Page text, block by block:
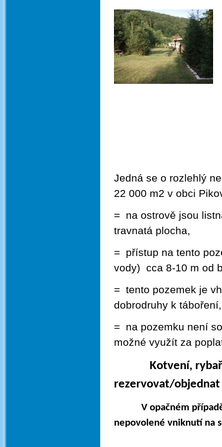
Jedná se o rozlehlý
22 000 m2 v obci
= na ostrově jsou
travnatá plocha,
= přístup na tento
vody) cca 8-10 m od
= tento pozemek je
dobrodruhy k táboření,
= na pozemku není
možné využít za
Kotvení,
rezervovat/
V opačném případě
nepovolené vniknutí na